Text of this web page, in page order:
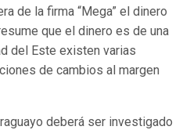
de la firma “Mega” el dinero
que el dinero es de una
del Este existen varias
de cambios al margen
deberá ser investigado